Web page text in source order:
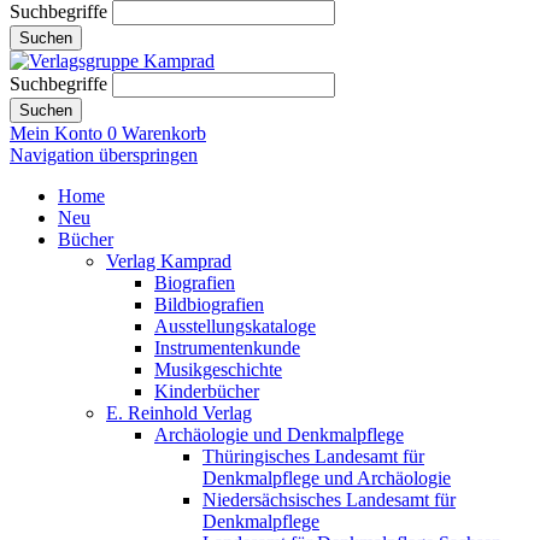
Suchbegriffe
Suchen
Suchbegriffe
Suchen
Mein Konto 0 Warenkorb
Navigation überspringen
Home
Neu
Bücher
Verlag Kamprad
Biografien
Bildbiografien
Ausstellungskataloge
Instrumentenkunde
Musikgeschichte
Kinderbücher
E. Reinhold Verlag
Archäologie und Denkmalpflege
Thüringisches Landesamt für
Denkmalpflege und Archäologie
Niedersächsisches Landesamt für
Denkmalpflege